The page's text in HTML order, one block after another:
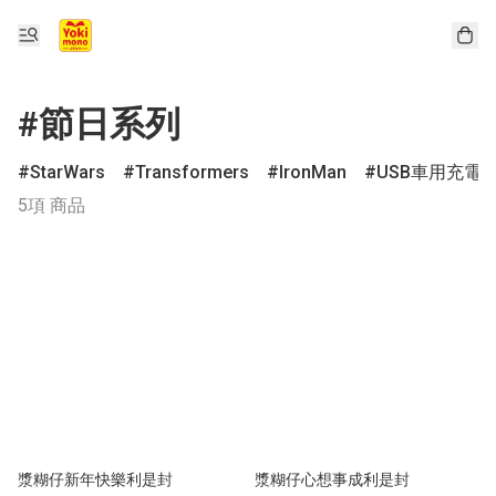
#節日系列
StarWars Transformers IronMan
USB車用充電
5項 商品
漿糊仔新年快樂利是封 漿糊仔心想事成利是封